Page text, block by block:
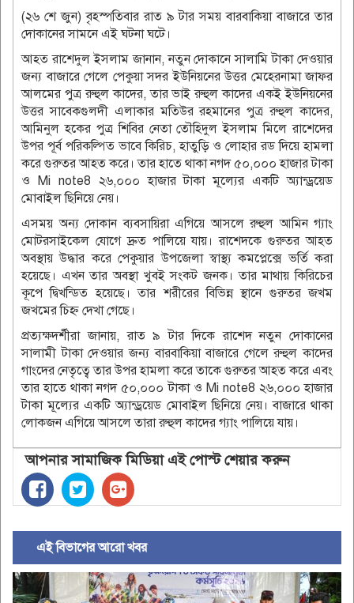
(২৬ শে জুন) বৃহস্পতিবার রাত ৯ টার সময় বারবাকিয়া বাজারে তার
দোকানের সামনে এই ঘটনা ঘটে।
আহত রাশেদুল ইসলাম জানান, নতুন দোকানে সালামি টাকা দেওয়ার
জন্য বাজারে গেলে পেকুয়া সদর ইউনিয়নের উত্তর মেহেরনামা জাফর
আলমের পুত্র রুহুল কাদের, তার ভাই রুহুল কাদের একই ইউনিয়নের
উত্তর সাবেকগুলদী এলাকার মতিউর রহমানের পুত্র রুহুল কাদের,
আমিনুল হকের পুত্র শিবির নেতা তৌহিদুল ইসলাম মিলে রাশেদের
উপর পূর্ব পরিকল্পিত ভাবে কিরিচ, হাতুড়ি ও লোহার রড দিয়ে হামলা
করে গুরুতর আহত করে। তার হাতে থাকা নগদ ৫০,০০০ হাজার টাকা
ও Mi note8 ২৬,০০০ হাজার টাকা মূল্যের একটি অ্যান্ড্রয়েড
মোবাইল ছিনিয়ে নেয়।
এসময় অন্য দোকান ব্যবসায়িরা এগিয়ে আসলে রুহুল আমিন গ্যাং
মোটরসাইকেল যোগে দ্রুত পালিয়ে যায়। রাশেদকে গুরুতর আহত
অবস্থায় উদ্ধার করে পেকুয়ার উপজেলা স্বাস্থ্য কমপ্লেক্সে ভর্তি করা
হয়েছে। এখন তার অবস্থা খুবই সংকট জনক। তার মাথায় কিরিচের
কূপে দ্বিখন্ডিত হয়েছে। তার শরীরের বিভিন্ন স্থানে গুরুতর জখম
জখমের চিহ্ন দেখা গেছে।
প্রত্যক্ষদর্শীরা জানায়, রাত ৯ টার দিকে রাশেদ নতুন দোকানের
সালামী টাকা দেওয়ার জন্য বারবাকিয়া বাজারে গেলে রুহুল কাদের
গাংদের নেতৃত্বে তার উপর হামলা করে তাকে গুরুতর আহত করে এবং
তার হাতে থাকা নগদ ৫০,০০০ টাকা ও Mi note8 ২৬,০০০ হাজার
টাকা মূল্যের একটি অ্যান্ড্রয়েড মোবাইল ছিনিয়ে নেয়। বাজারে থাকা
লোকজন এগিয়ে আসলে তারা রুহুল কাদের গ্যাং পালিয়ে যায়।
আপনার সামাজিক মিডিয়া এই পোস্ট শেয়ার করুন
এই বিভাগের আরো খবর